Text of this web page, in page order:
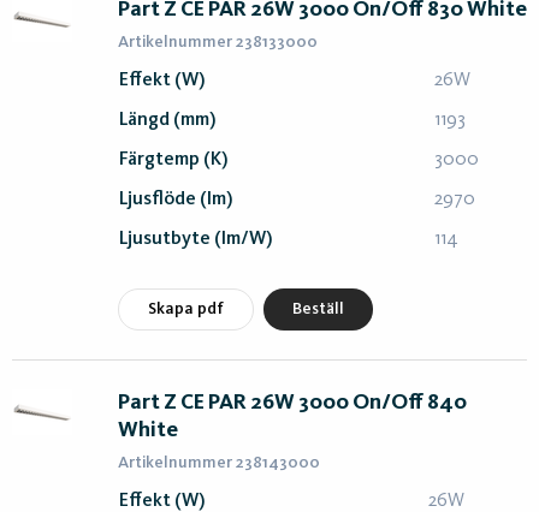
Part Z CE PAR 26W 3000 On/Off 830 White
Artikelnummer 238133000
Effekt (W) 26W
Längd (mm) 1193
Färgtemp (K) 3000
Ljusflöde (lm) 2970
Ljusutbyte (lm/W) 114
Skapa pdf Beställ
Part Z CE PAR 26W 3000 On/Off 840
White
Artikelnummer 238143000
Effekt (W) 26W